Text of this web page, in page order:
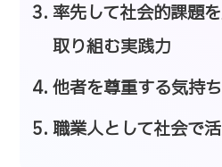
率先して社会的課題
取り組む実践力
他者を尊重する気持ち
職業人として社会で